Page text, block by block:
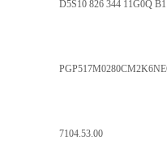
D5S10 826 344 11G0Q B1
7104.53.00